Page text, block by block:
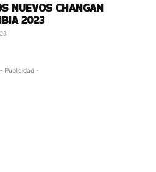
NUEVOS CHANGAN
2023
- Publicidad -